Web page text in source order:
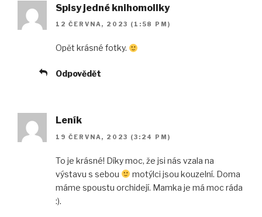
Spisy jedné knihomollky
12 ČERVNA, 2023 (1:58 PM)
Opět krásné fotky.
Odpovědět
Leník
19 ČERVNA, 2023 (3:24 PM)
To je krásné! Díky moc, že jsi nás vzala na
výstavu s sebou
motýlci jsou kouzelní. Doma
máme spoustu orchidejí. Mamka je má moc ráda
:).